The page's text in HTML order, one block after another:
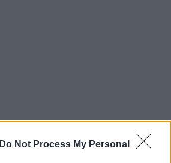
Do Not Process My Personal